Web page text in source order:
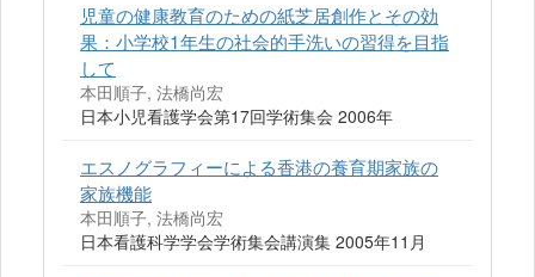
児童の健康教育のための紙芝居創作とその効
果：小学校1年生の社会的手洗いの習得を目指
して
本田順子, 法橋尚宏
日本小児看護学会第17回学術集会 2006年
エスノグラフィーによる香港の養育期家族の
家族機能
本田順子, 法橋尚宏
日本看護科学学会学術集会講演集 2005年11月